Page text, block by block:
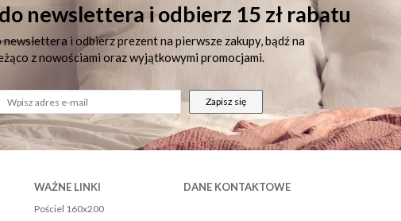
newslettera i odbierz 15 zł rabatu
newslettera i odbierz prezent na pierwsze zakupy, bądź na
z nowościami oraz wyjątkowymi promocjami.
Zapisz się
WAŻNE LINKI
Pościel 160x200
DANE KONTAKTOWE